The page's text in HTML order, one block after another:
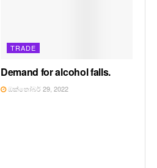
TRADE
Demand for alcohol falls.
ඔක්තෝබර් 29, 2022